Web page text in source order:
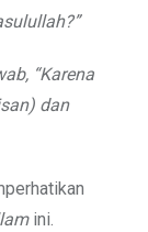
“Karena
dan
ini.